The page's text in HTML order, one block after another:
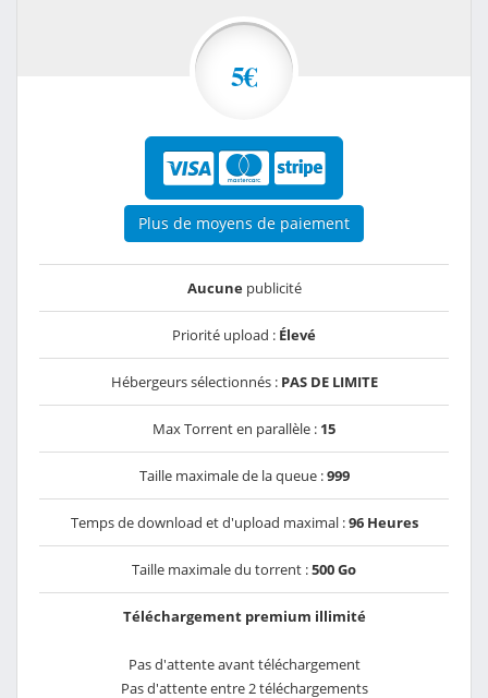
5€
Plus de moyens de paiement
Aucunepublicité
Priorité upload : Élevé
Hébergeurs sélectionnés : PAS DE LIMITE
Max Torrent en parallèle : 15
Taille maximale de la queue :999
Temps de download et d'upload maximal :96 Heures
Taille maximale du torrent :500 Go
Téléchargement premium illimité
Pas d'attente avant téléchargement
Pas d'attente entre 2 téléchargements